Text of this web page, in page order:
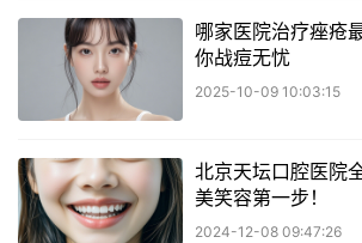
哪家医院治疗痤疮
你战痘无忧
2025-10-09 10:03:15
北京天坛口腔医院
美笑容第一步！
2024-12-08 09:47:26